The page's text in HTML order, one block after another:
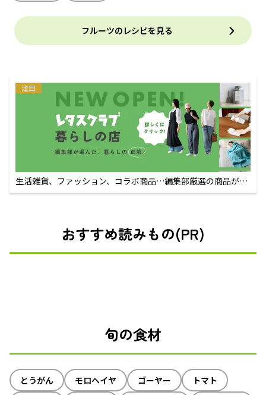
フルーツのレシピを見る
注目
生活雑貨、ファッション、コラボ商品…編集部厳選の商品が買
えるECサイト
おすすめ読みもの(PR)
旬の食材
とうがん モロヘイヤ ゴーヤー
トマト